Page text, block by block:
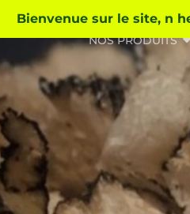
Bienvenue sur le site, n
NOS PRODUITS